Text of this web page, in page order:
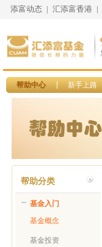
添富动态 | 汇添富香港 |
帮助中心 新手上路
帮助分类
基金入门
基金概念
基金投资